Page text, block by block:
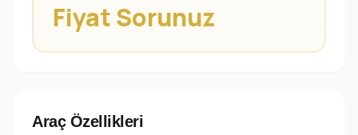
Fiyat Sorunuz
Araç Özellikleri